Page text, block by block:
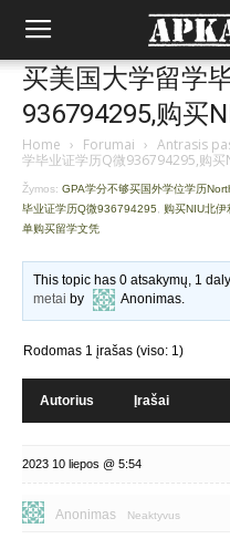
买美国大学留学
936794295,购买
Home › Forumai › Antrasis
学毕业证学历Q微936794295,购买
Žymos: GPA学分不够买国外学位学历
毕业证学历Q微936794295
购买NIU北
单购买留学文凭
This topic has 0 atsakymų, 1
metai by Anonimas.
Rodomas 1 įrašas (viso: 1)
Autorius Įrašai
2023 10 liepos @ 5:54
Anonimas Neaktyvus